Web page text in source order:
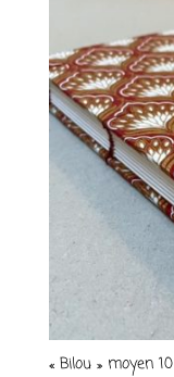
« Bilou » moyen 10